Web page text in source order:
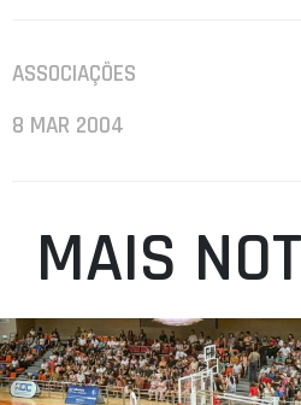
ASSOCIAÇÕES
8 MAR 2004
MAIS